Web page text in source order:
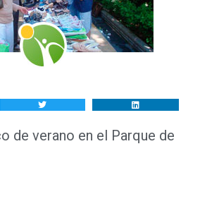
de verano en el Parque de